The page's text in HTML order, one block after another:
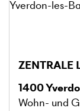
1400Yverdon-